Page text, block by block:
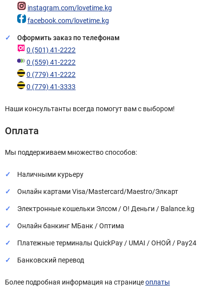
instagram.com/lovetime.kg
facebook.com/lovetime.kg
Оформить заказ по телефонам
0 (501) 41-2222
0 (559) 41-2222
0 (779) 41-2222
0 (779) 41-3333
Наши консультанты всегда помогут вам с выбором!
Оплата
Мы поддерживаем множество способов:
Наличными курьеру
Онлайн картами Visa/Mastercard/Maestro/Элкарт
Электронные кошельки Элсом / О! Деньги / Balance.kg
Онлайн банкинг МБанк / Оптима
Платежные терминалы QuickPay / UMAI / ОНОЙ / Pay24
Банковский перевод
Более подробная информация на страницеоплаты